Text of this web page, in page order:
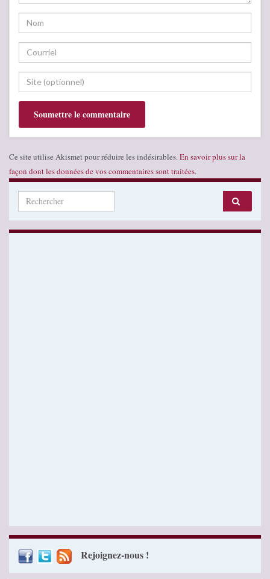
Ce site utilise Akismet pour réduire les indésirables. En savoir plus sur la
façon dont les données de vos commentaires sont traitées.
Search for:
Rejoignez-nous !